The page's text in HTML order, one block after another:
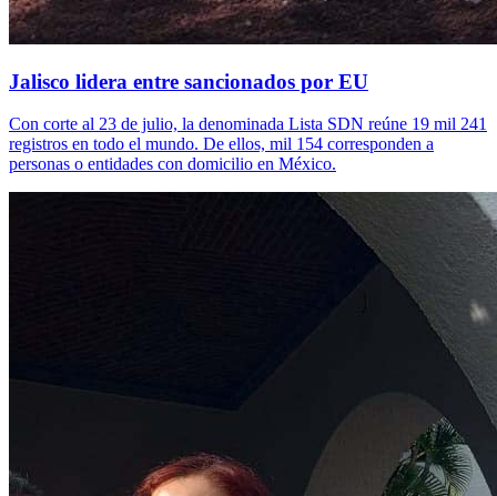
Jalisco lidera entre sancionados por EU
Con corte al 23 de julio, la denominada Lista SDN reúne 19 mil 241
registros en todo el mundo. De ellos, mil 154 corresponden a
personas o entidades con domicilio en México.